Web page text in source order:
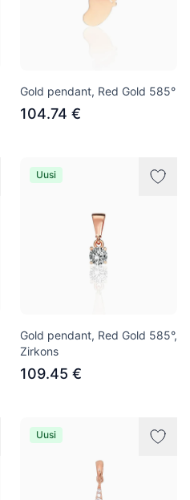
Gold pendant, Red Gold 585°
104.74 €
Uusi
Gold pendant, Red Gold 585°,
Zirkons
109.45 €
Uusi